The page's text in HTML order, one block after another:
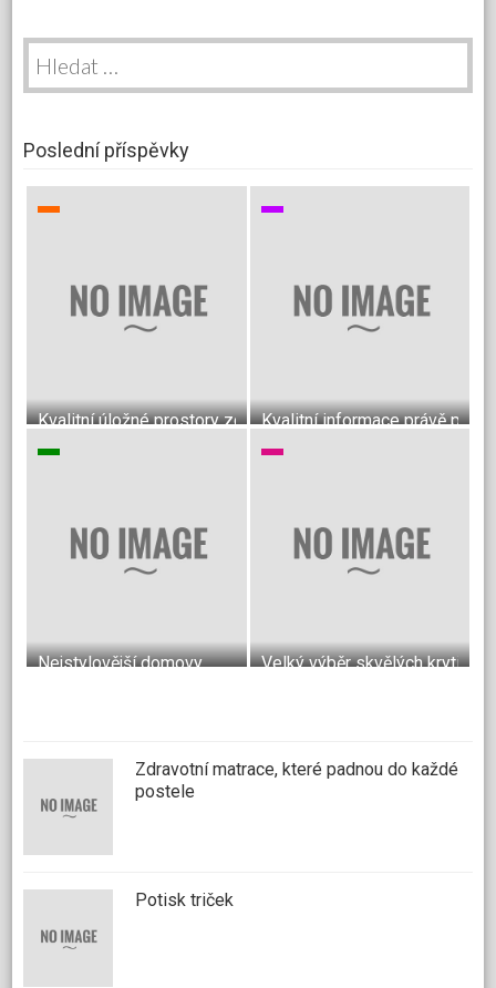
Vyhledávání
Poslední příspěvky
Kvalitní úložné prostory zcela podle Vašich představ
Kvalitní informace právě pro
Nejstylovější domovy Velký výběr skvělých krytin
Zdravotní matrace, které padnou do každé
postele
Potisk triček